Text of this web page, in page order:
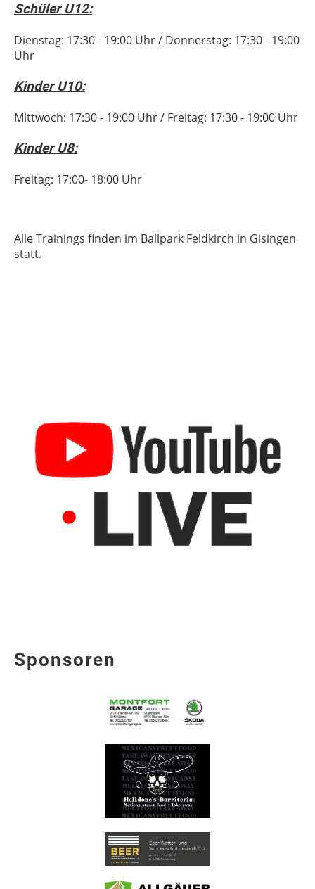
Schüler U12:
Dienstag: 17:30 - 19:00 Uhr / Donnerstag: 17:30 - 19:00
Uhr
Kinder U10:
Mittwoch: 17:30 - 19:00 Uhr / Freitag: 17:30 - 19:00 Uhr
Kinder U8:
Freitag: 17:00- 18:00 Uhr
Alle Trainings finden im Ballpark Feldkirch in Gisingen
statt.
Sponsoren